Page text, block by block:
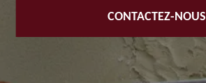
CONTACTEZ-NOUS